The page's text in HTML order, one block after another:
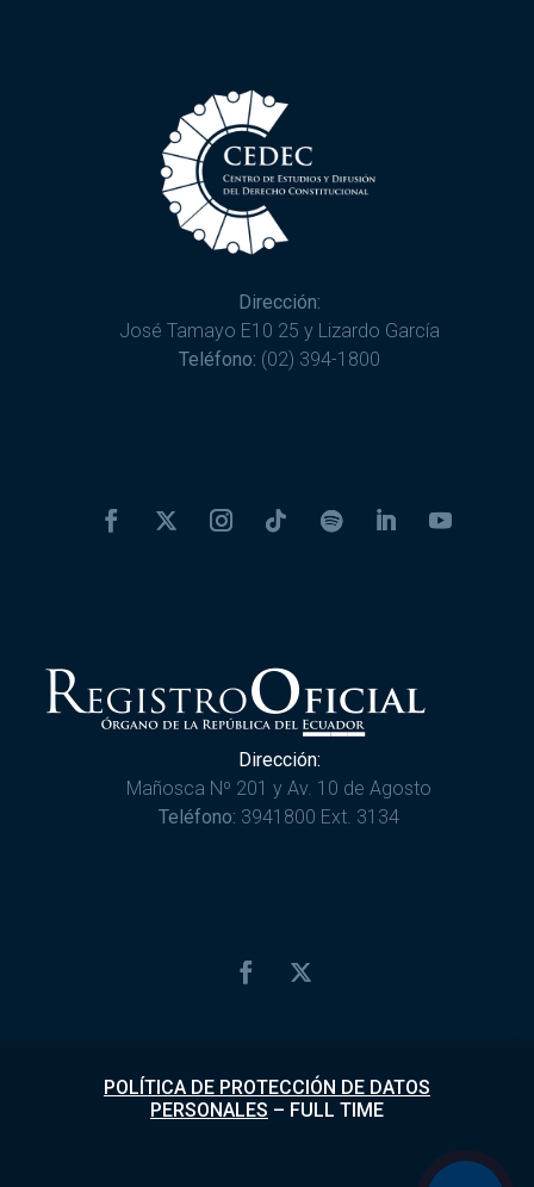
Dirección:
José Tamayo E10 25 y Lizardo García
Teléfono: (02) 394-1800
Dirección:
Mañosca Nº 201 y Av. 10 de Agosto
Teléfono: 3941800 Ext. 3134
POLÍTICA DE PROTECCIÓN DE DATOS
PERSONALES – FULL TIME